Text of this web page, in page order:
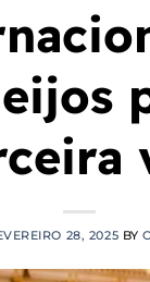
28, 2025 BY